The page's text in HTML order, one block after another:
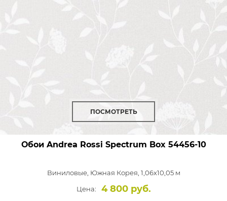
ПОСМОТРЕТЬ
Обои Andrea Rossi Spectrum Box 54456-10
Виниловые, Южная Корея, 1,06x10,05 м
Цена:
4 800 руб.